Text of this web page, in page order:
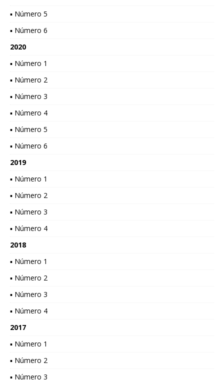
▪ Número 5
▪ Número 6
2020
▪ Número 1
▪ Número 2
▪ Número 3
▪ Número 4
▪ Número 5
▪ Número 6
2019
▪ Número 1
▪ Número 2
▪ Número 3
▪ Número 4
2018
▪ Número 1
▪ Número 2
▪ Número 3
▪ Número 4
2017
▪ Número 1
▪ Número 2
▪ Número 3